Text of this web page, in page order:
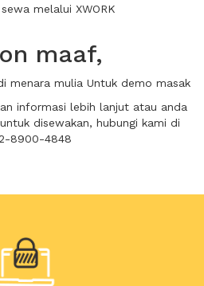
melalui XWORK
maaf,
menara mulia Untuk demo masak
informasi lebih lanjut atau anda
disewakan, hubungi kami di
8900-4848